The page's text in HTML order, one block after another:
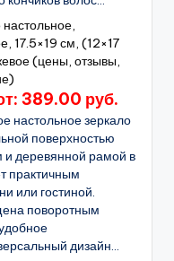
17.5×19 см, (12×17
(цены, отзывы,
389.00 руб.
настольное зеркало
поверхностью
и деревянной рамой в
практичным
или гостиной.
поворотным
дизайн...